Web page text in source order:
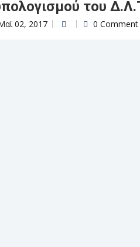
του
02, 2017 0 Comment